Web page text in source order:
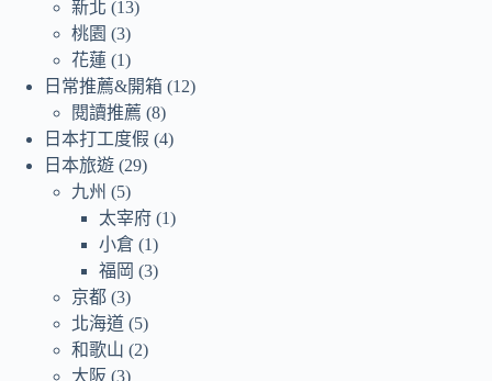
新北 (13)
桃園 (3)
花蓮 (1)
日常推薦&開箱 (12)
閱讀推薦 (8)
日本打工度假 (4)
日本旅遊 (29)
九州 (5)
太宰府 (1)
小倉 (1)
福岡 (3)
京都 (3)
北海道 (5)
和歌山 (2)
大阪 (3)